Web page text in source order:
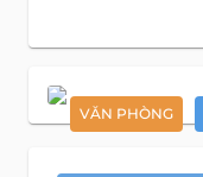
VĂN PHÒNG